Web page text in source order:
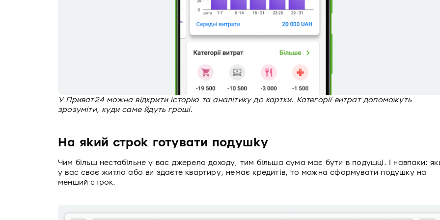
У Приват24 можна відкрити історію та аналітику до картки. Категорії витрат допоможуть
зрозуміти, куди саме йдуть гроші.
На який строк готувати подушку
Чим більш нестабільне у вас джерело доходу, тим більша сума має бути в подушці. І навпаки:
у вас своє житло або ви здаєте квартиру, немає кредитів, то можна сформувати подушку на
менший строк.